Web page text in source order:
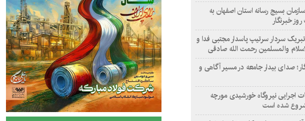
بسیج رسانه استان اصفهان به
خبرنگار
سردار سرتیپ پاسدار مجتبی فدا و
والمسلمین رحمت الله صادقی
صدای بیدار جامعه در مسیر آگاهی و
اجرایی نیروگاه خورشیدی مورچه
شده است